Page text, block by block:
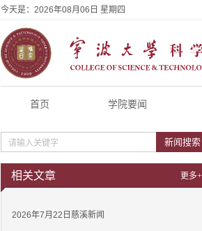
今天是： 2026年08月06日 星期四
首页 学院要闻
新闻搜索
相关文章 更多+
2026年7月22日慈溪新闻